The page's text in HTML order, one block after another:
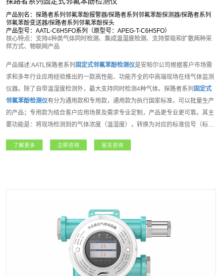
产品别名：探路者系列邻氟苯酚报警器/探路者系列邻氟苯酚探测器/探路者系列
邻氟苯酚变送器/探路者系列邻氟苯酚探头
产品型号：AATL-C6H5FO系列（原型号：APEG-T-C6H5FO）
核心特点：支持4种类气体同时检测、集成温湿度检测、支持泵吸和扩散两种采
样方式、物联网产品
产品描述:AATL探路者系列 固定式邻氟苯酚检测仪是安帕尔公司根据客户市场需
求和多年行业应用经验推出的一款高性能、功能齐全的中高端现场在线气体监测
仪器。除了自带温湿度检测外，最大支持同时检测4种气体。探路者系列 固定式
邻氟苯酚检测仪有分为通用款和专用款，通用款为执行国家标准，可以批量生产
的产品；专用款为结合客户应用场景及需求专业定制，产品更专业更可靠。其主
要功能是：将现场检测到的气体浓度（温湿度），转换为对应的标准信号（标准
机等上位机进行统一显示管理和控制，从而组成功能强大的智能化气体检测报警
程、医疗卫生、冶金等各行业领域。
了解更多 立即咨询 留言咨询